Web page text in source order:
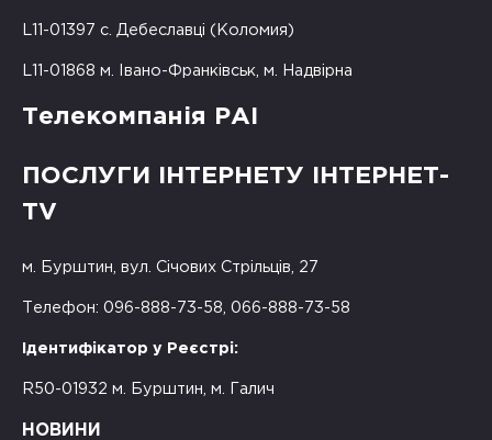
L11-01397 с. Дебеславці (Коломия)
L11-01868 м. Івано-Франківськ, м. Надвірна
Телекомпанія РАІ
ПОСЛУГИ ІНТЕРНЕТУ ІНТЕРНЕТ-
TV
м. Бурштин, вул. Січових Стрільців, 27
Телефон: 096-888-73-58, 066-888-73-58
Ідентифікатор у Реєстрі:
R50-01932 м. Бурштин, м. Галич
НОВИНИ